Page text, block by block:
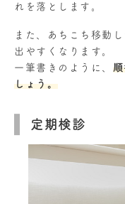
れを落とします。
また、あちこち移動
出やすくなります。
一筆書きのように、
しょう。
定期検診